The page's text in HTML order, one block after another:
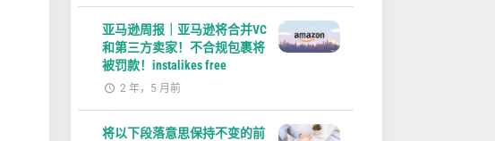
亚马逊周报｜亚马逊将合并VC
和第三方卖家！不合规包裹将
被罚款！instalikes free
2 年，5 月前
将以下段落意思保持不变的前